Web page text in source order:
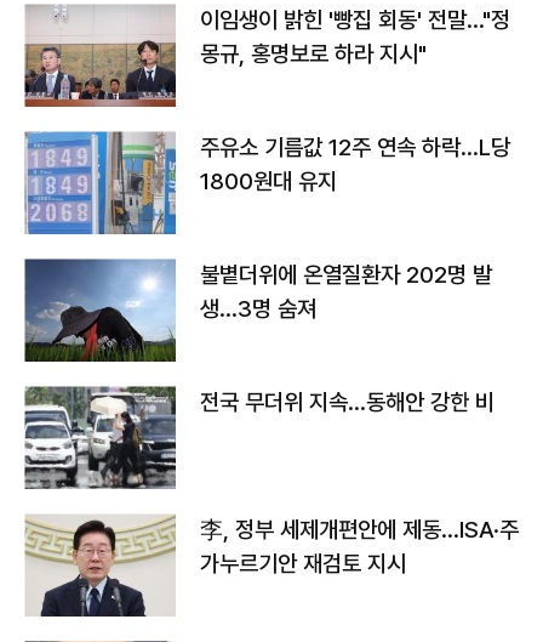
이임생이 밝힌 '빵집 회동' 전말…"정
몽규, 홍명보로 하라 지시"
주유소 기름값 12주 연속 하락…L당
1800원대 유지
불볕더위에 온열질환자 202명 발
생…3명 숨져
전국 무더위 지속…동해안 강한 비
李, 정부 세제개편안에 제동…ISA·주
가누르기안 재검토 지시